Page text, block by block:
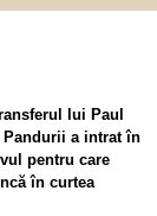
lui Paul
Pandurii a intrat în
pentru care
în curtea